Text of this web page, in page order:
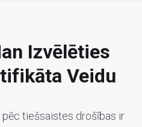
Izvēlēties
Veidu
tiešsaistes drošības ir